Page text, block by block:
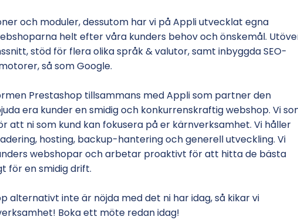
och moduler, dessutom har vi på Appli utvecklat egna
helt efter våra kunders behov och önskemål.
stöd för flera olika språk & valutor, samt inbyggda SEO-
så som Google.
Prestashop tillsammans med Appli som partner den
era kunder en smidig och konkurrenskraftig webshop. Vi
att ni som kund kan fokusera på er kärnverksamhet. Vi håller
hosting, backup-hantering och generell utveckling. Vi
webshopar och arbetar proaktivt för att hitta de bästa
för en smidig drift.
alternativt inte är nöjda med det ni har idag, så kikar vi
Boka ett möte redan idag!